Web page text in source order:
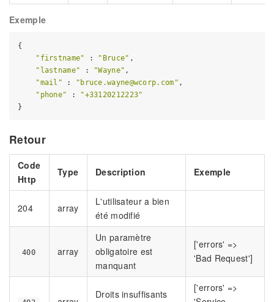
Exemple
{
"firstname"
: "Bruce" ,
"lastname" : "Wayne" ,
"mail" : "bruce.wayne@wcorp.com" ,
"phone" :
"+33120212223"
Retour
Code
Http
Type Description Exemple
204 array
L'utilisateur a bien
été modifié
400 array
Un paramètre
obligatoire est
manquant
['errors' =>
'Bad Request']
Droits insuffisants
['errors' =>